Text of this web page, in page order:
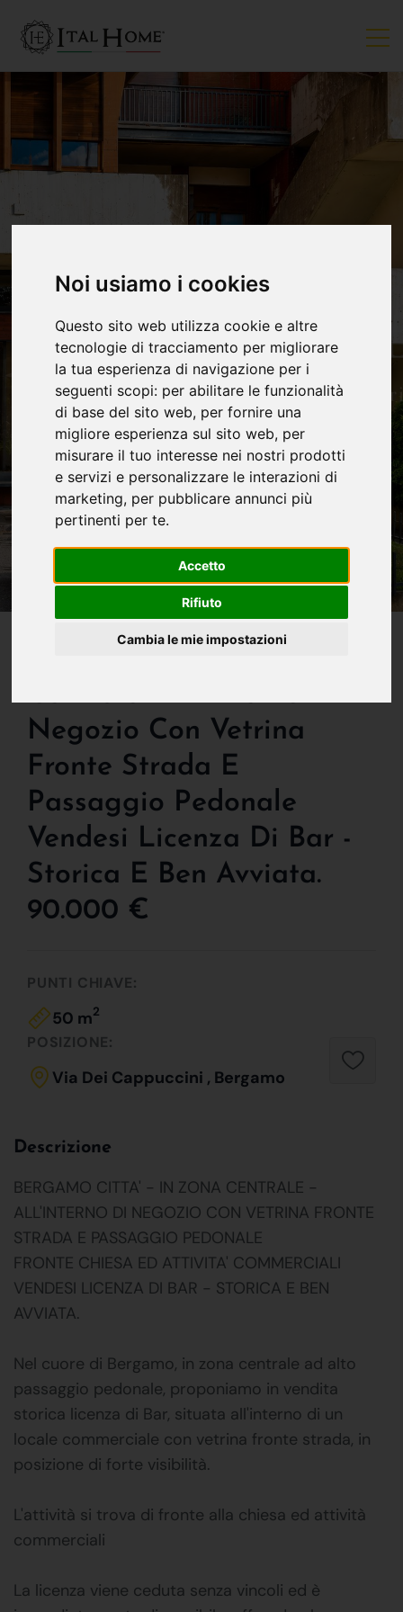
Noi usiamo i cookies
Questo sito web utilizza cookie e altre
tecnologie di tracciamento per migliorare
la tua esperienza di navigazione per i
seguenti scopi: per abilitare le funzionalità
di base del sito web, per fornire una
migliore esperienza sul sito web, per
misurare il tuo interesse nei nostri prodotti
e servizi e personalizzare le interazioni di
marketing, per pubblicare annunci più
pertinenti per te.
Accetto
Rifiuto
Cambia le mie impostazioni
IN VENDITA
Centrale - All'interno Di
Negozio Con Vetrina
Fronte Strada E
Passaggio Pedonale
Vendesi Licenza Di Bar -
Storica E Ben Avviata.
90.000 €
PUNTI CHIAVE:
50 m2
POSIZIONE:
Via Dei Cappuccini , Bergamo
Descrizione
BERGAMO CITTA' - IN ZONA CENTRALE -
ALL'INTERNO DI NEGOZIO CON VETRINA FRONTE
STRADA E PASSAGGIO PEDONALE
FRONTE CHIESA ED ATTIVITA' COMMERCIALI
VENDESI LICENZA DI BAR - STORICA E BEN
AVVIATA.
Nel cuore di Bergamo, in zona centrale ad alto
passaggio pedonale, proponiamo in vendita
storica licenza di Bar, situata all'interno di un
locale commerciale con vetrina fronte strada, in
posizione di forte visibilità.
L'attività si trova di fronte alla chiesa ed attività
commerciali
La licenza viene ceduta senza vincoli ed è